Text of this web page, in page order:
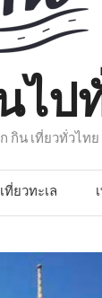
ไป
กิน เที่ยวทั่วไทย
เที่ยวทะเล